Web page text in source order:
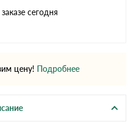
сегодня
цену! Подробнее